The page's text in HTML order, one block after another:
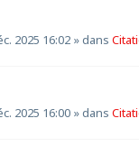
2025 16:02 » dans
2025 16:00 » dans